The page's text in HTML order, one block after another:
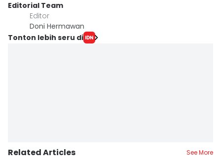
Editorial Team
Editor
Doni Hermawan
Tonton lebih seru di
Related Articles See More